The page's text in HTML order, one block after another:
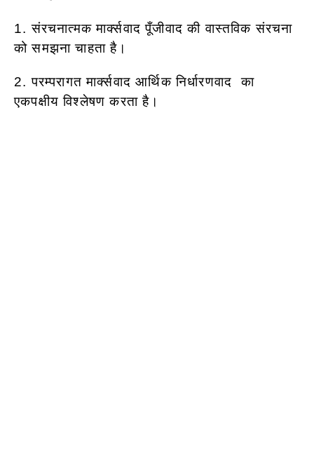
1. संरचनात्मक मार्क्सवाद पूँजीवाद की वास्तविक संरचना
को समझना चाहता है।
2. परम्परागत मार्क्सवाद आर्थिक निर्धारणवाद का
एकपक्षीय विश्लेषण करता है।